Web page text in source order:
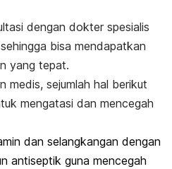
dengan dokter spesialis
bisa mendapatkan
yang tepat.
medis, sejumlah hal berikut
mengatasi dan mencegah
dan selangkangan dengan
antiseptik guna mencegah